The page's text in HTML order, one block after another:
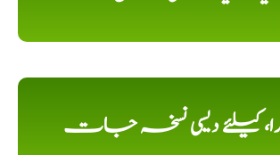
کیلئے دیسی نسخہ جات